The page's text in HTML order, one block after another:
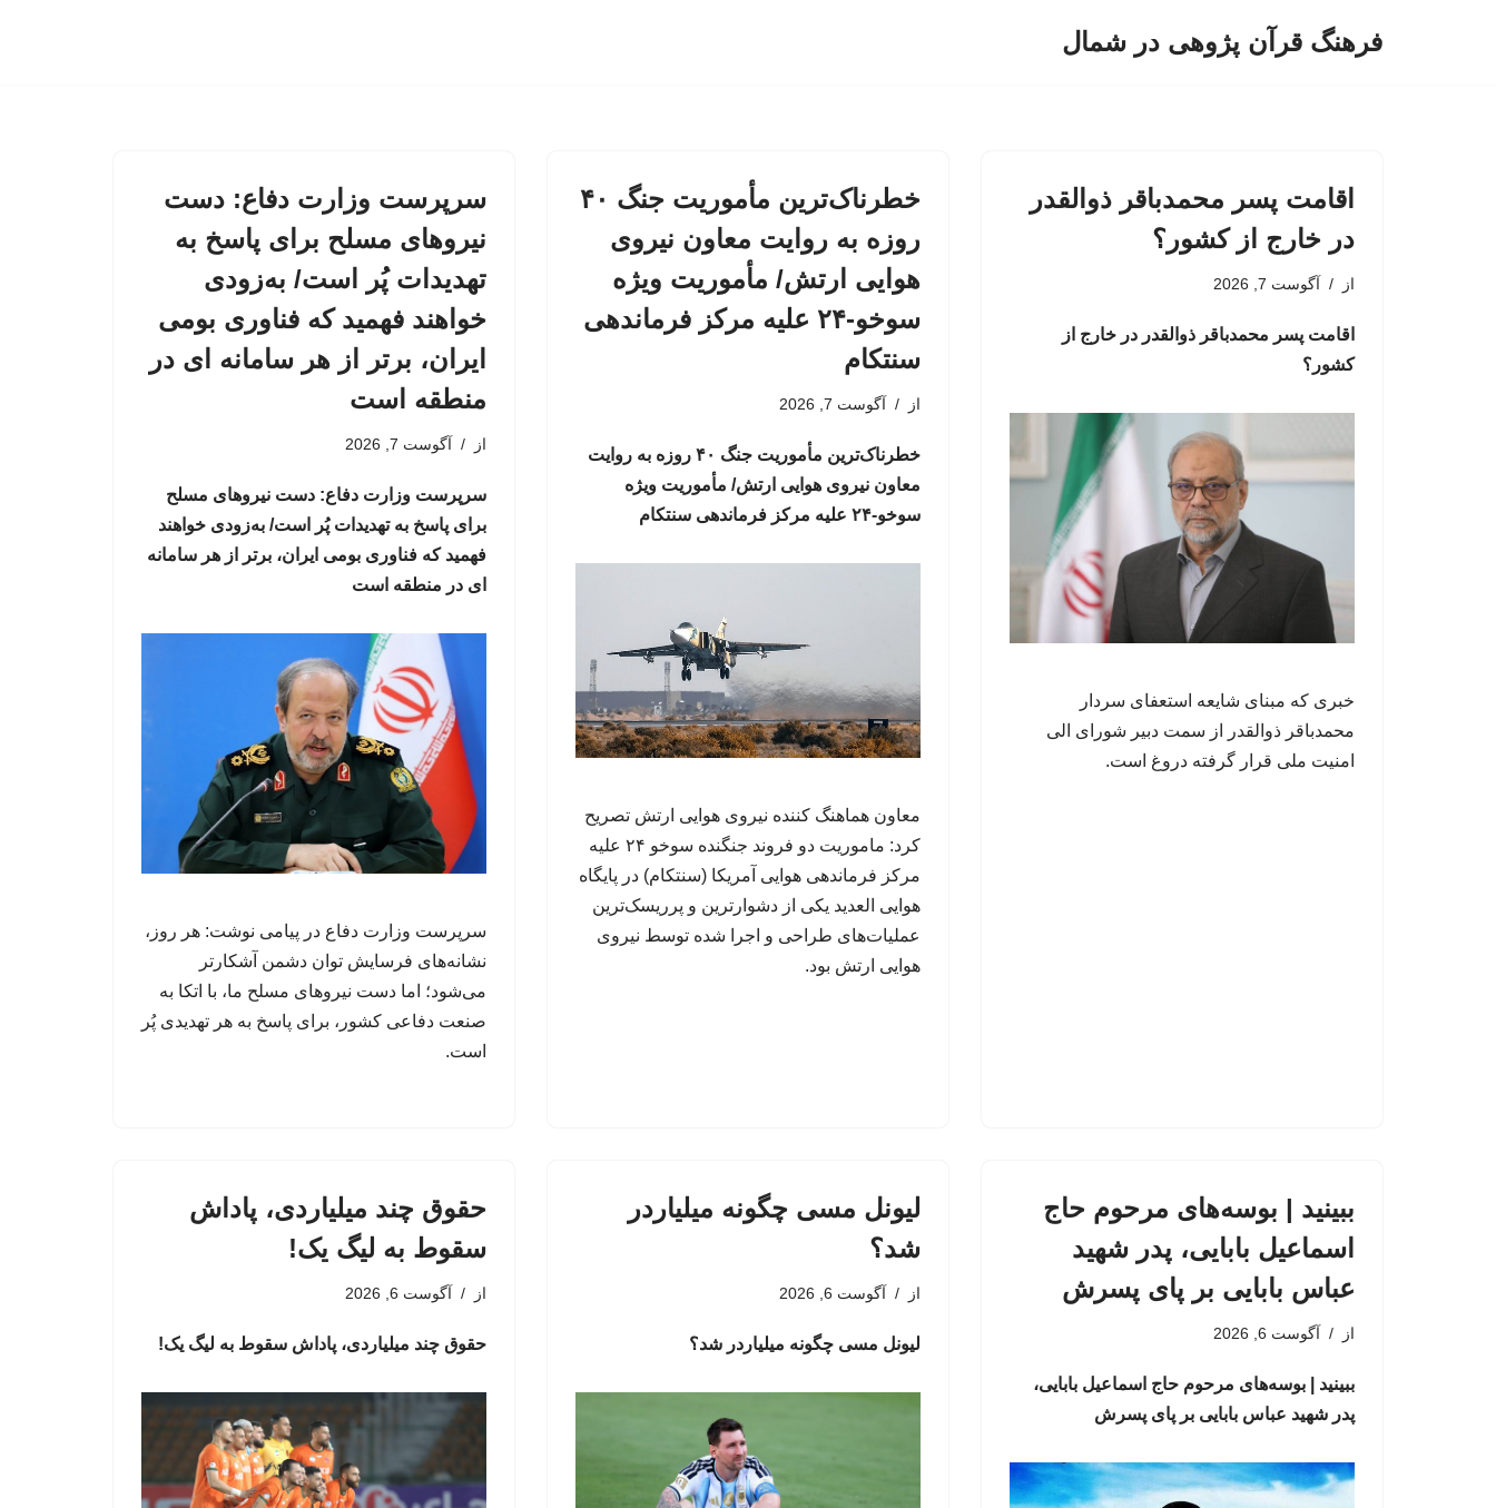
فرهنگ قرآن پژوهی در شمال
اقامت پسر محمدباقر ذوالقدر
در خارج از کشور؟
از آگوست 7, 2026
اقامت پسر محمدباقر ذوالقدر در خارج از
کشور؟
خبری که مبنای شایعه استعفای سردار
محمدباقر ذوالقدر از سمت دبیر شورای الی
امنیت ملی قرار گرفته دروغ است.
خطرناک‌ترین مأموریت جنگ ۴۰
روزه به روایت معاون نیروی
هوایی ارتش/ مأموریت ویژه
سوخو-۲۴ علیه مرکز فرماندهی
سنتکام
از آگوست 7, 2026
خطرناک‌ترین مأموریت جنگ ۴۰ روزه به روایت
معاون نیروی هوایی ارتش/ مأموریت ویژه
سوخو-۲۴ علیه مرکز فرماندهی سنتکام
معاون هماهنگ کننده نیروی هوایی ارتش تصریح
کرد: ماموریت دو فروند جنگنده سوخو ۲۴ علیه
مرکز فرماندهی هوایی آمریکا (سنتکام) در پایگاه
هوایی العدید یکی از دشوارترین و پرریسک‌ترین
عملیات‌های طراحی و اجرا شده توسط نیروی
هوایی ارتش بود.
سرپرست وزارت دفاع: دست
نیروهای مسلح برای پاسخ به
تهدیدات پُر است/ به‌زودی
خواهند فهمید که فناوری بومی
ایران، برتر از هر سامانه ای در
منطقه است
از آگوست 7, 2026
سرپرست وزارت دفاع: دست نیروهای مسلح
برای پاسخ به تهدیدات پُر است/ به‌زودی خواهند
فهمید که فناوری بومی ایران، برتر از هر سامانه
ای در منطقه است
سرپرست وزارت دفاع در پیامی نوشت: هر روز،
نشانه‌های فرسایش توان دشمن آشکارتر
می‌شود؛ اما دست نیروهای مسلح ما، با اتکا به
صنعت دفاعی کشور، برای پاسخ به هر تهدیدی پُر
است.
ببینید | بوسه‌های مرحوم حاج
اسماعیل بابایی، پدر شهید
عباس بابایی بر پای پسرش
از آگوست 6, 2026
ببینید | بوسه‌های مرحوم حاج اسماعیل بابایی،
پدر شهید عباس بابایی بر پای پسرش
لیونل مسی چگونه میلیاردر
شد؟
از آگوست 6, 2026
لیونل مسی چگونه میلیاردر شد؟
حقوق چند میلیاردی، پاداش
سقوط به لیگ یک!
از آگوست 6, 2026
حقوق چند میلیاردی، پاداش سقوط به لیگ یک!